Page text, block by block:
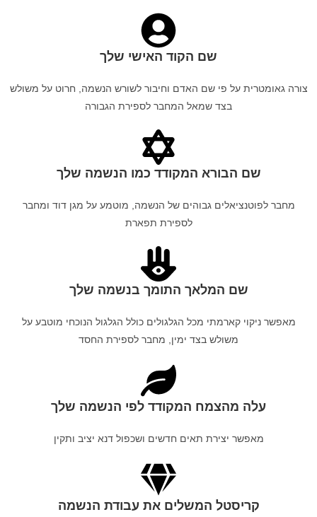
שם הקוד האישי שלך
צורה גאומטרית על פי שם האדם וחיבור לשורש הנשמה, חרוט על משולש
בצד שמאל המחבר לספירת הגבורה
שם הבורא המקודד כמו הנשמה שלך
מחבר לפוטנציאלים גבוהים של הנשמה, מוטמע על מגן דוד ומחבר
לספירת תפארת
שם המלאך התומך בנשמה שלך
מאפשר ניקוי קארמתי מכל הגלגולים כולל הגלגול הנוכחי מוטבע על
משולש בצד ימין, מחבר לספירת החסד
עלה מהצמח המקודד לפי הנשמה שלך
מאפשר יצירת תאים חדשים ושכפול דנא יציב ותקין
קריסטל המשלים את עבודת הנשמה